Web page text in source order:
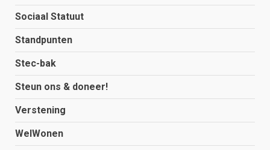
Sociaal Statuut
Standpunten
Stec-bak
Steun ons & doneer!
Verstening
WelWonen